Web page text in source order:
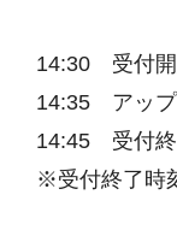
14:30 受付
14:35 アッ
14:45 受付
※受付終了時